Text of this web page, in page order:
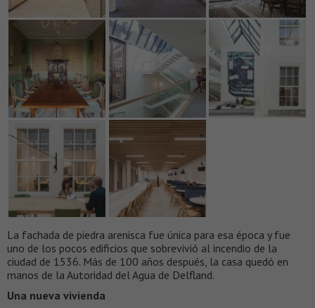
La fachada de piedra arenisca fue única para esa época y fue
uno de los pocos edificios que sobrevivió al incendio de la
ciudad de 1536. Más de 100 años después, la casa quedó en
manos de la Autoridad del Agua de Delfland.
Una nueva vivienda